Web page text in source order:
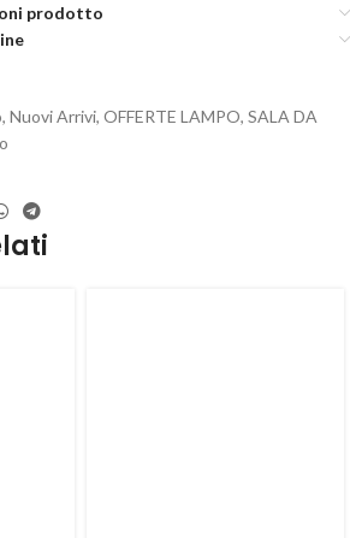
prodotto
, Nuovi Arrivi, OFFERTE LAMPO, SALA DA